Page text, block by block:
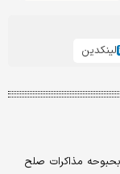
لینکدین
بحبوحه مذاکرات صلح